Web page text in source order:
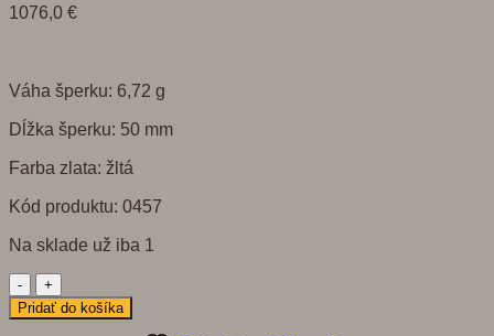
1076,0 €
Váha šperku: 6,72 g
Dĺžka šperku: 50 mm
Farba zlata: žltá
Kód produktu: 0457
Na sklade už iba 1
množstvo
0457
Zlaté
Pridať do košíka